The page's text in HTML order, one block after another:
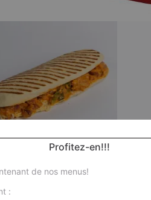
brie, chèvre, mozzarella
Profitez-en!!!
de nos menus!
: